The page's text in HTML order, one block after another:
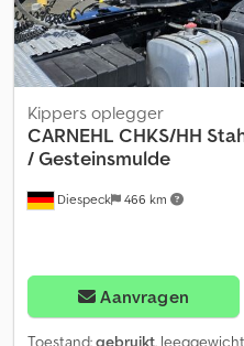
Diespeck 466 km
Kippers oplegger
CARNEHL CHKS/HH
/ Gesteinsmulde
Aanvragen
Toestand:gebruikt,